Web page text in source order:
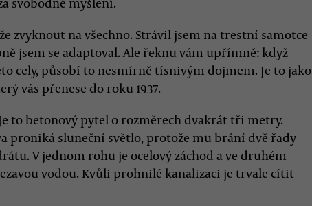
zvyknout na všechno. Strávil jsem na trestní samotce
jsem se adaptoval. Ale řeknu vám upřímně: když
cely, působí to nesmírně tísnivým dojmem. Je to jako
vás přenese do roku 1937.
to betonový pytel o rozměrech dvakrát tři metry.
proniká sluneční světlo, protože mu brání dvě řady
V jednom rohu je ocelový záchod a ve druhém
vodou. Kvůli prohnilé kanalizaci je trvale cítit